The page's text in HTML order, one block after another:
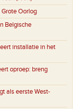
Oorlog
Belgische
installatie in het
oproep: breng
als eerste West-